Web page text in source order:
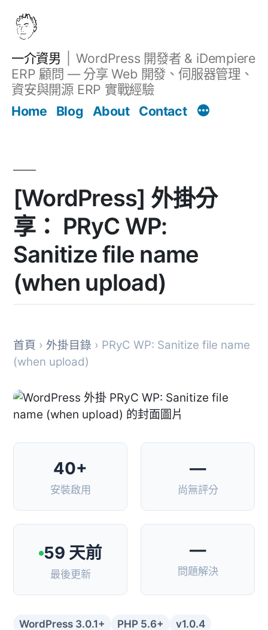
一介資男
WordPress 開發者 & iDempiere
ERP 顧問 — 分享 Web 開發、伺服器管理、
資安與開源 ERP 實戰經驗
Home
Blog About Contact
[WordPress] 外掛分
享： PRyC WP:
Sanitize file name
(when upload)
首頁 › 外掛目錄 › PRyC WP: Sanitize file name
(when upload)
40+
安裝啟用
—
尚無評分
59 天前
最後更新
—
問題解決
WordPress 3.0.1+ PHP 5.6+
v1.0.4
文章